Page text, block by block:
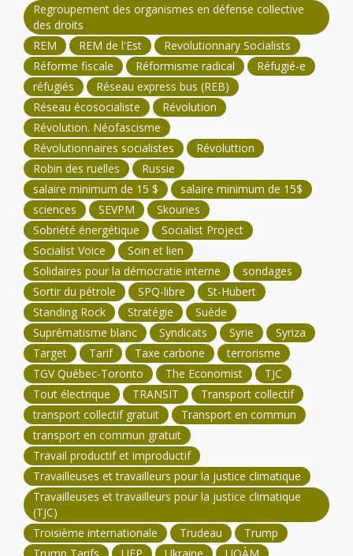
Regroupement des organismes en défense collective
des droits
REM
REM de l'Est
Revolutionnary Socialists
Réforme fiscale
Réformisme radical
Réfugié-e
réfugiés
Réseau express bus (REB)
Réseau écosocialiste
Révolution
Révolution. Néofascisme
Révolutionnaires socialistes
Révoluttion
Robin des ruelles
Russie
salaire minimum de 15 $
salaire minimum de 15$
sciences
SEVPM
Skouries
Sobriété énergétique
Socialist Project
Socialist Voice
Soin et lien
Solidaires pour la démocratie interne
sondages
Sortir du pétrole
SPQ-libre
St-Hubert
Standing Rock
Stratégie
Suède
Suprématisme blanc
Syndicats Syrie
Syriza
Target
Tarif Taxe carbone
terrorisme
TGV Québec-Toronto
The Economist
TJC
Tout électrique
TRANSIT
Transport collectif
transport collectif gratuit
Transport en commun
transport en commun gratuit
Travail productif et improductif
Travailleuses et travailleurs pour la justice climatique
Travailleuses et travailleurs pour la justice climatique
(TJC)
Troisième internationale
Trudeau
Trump
Trump Tarifs
UFP Ukraine UQÀM